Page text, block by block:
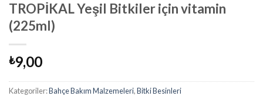
TROPİKAL Yeşil Bitkiler için vitamin
(225ml)
₺9,00
Kategoriler:Bahçe Bakım Malzemeleri,Bitki Besinleri